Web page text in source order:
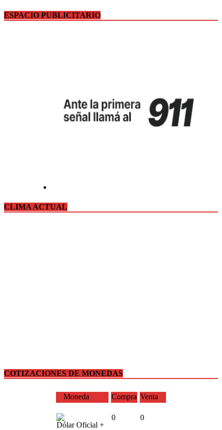
ESPACIO PUBLICITARIO
CLIMA ACTUAL
COTIZACIONES DE MONEDAS
Moneda Compra Venta
Dólar Oficial +
0 0